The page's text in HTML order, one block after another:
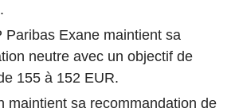
Paribas Exane maintient sa
neutre avec un objectif de
155 à 152 EUR.
maintient sa recommandation de